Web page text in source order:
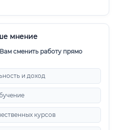
мнение
сменить работу прямо
и доход
курсов